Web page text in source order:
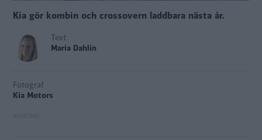
Kia gör kombin och crossovern laddbara nästa år.
Text
Maria Dahlin
Fotograf
Kia Motors